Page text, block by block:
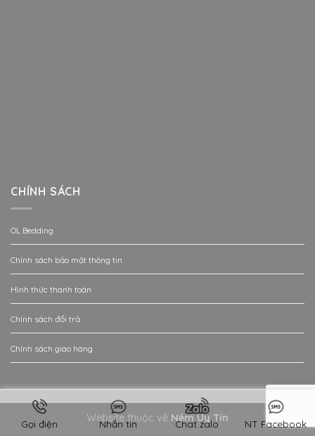
CHÍNH SÁCH
OL Bedding
Chính sách bảo mật thông tin
Hình thức thanh toán
Chính sách đổi trả
Chính sách giao hàng
Website thuộc về Nệm Uy Tín
Gọi điện Nhắn tin Chat zalo NT Facebook